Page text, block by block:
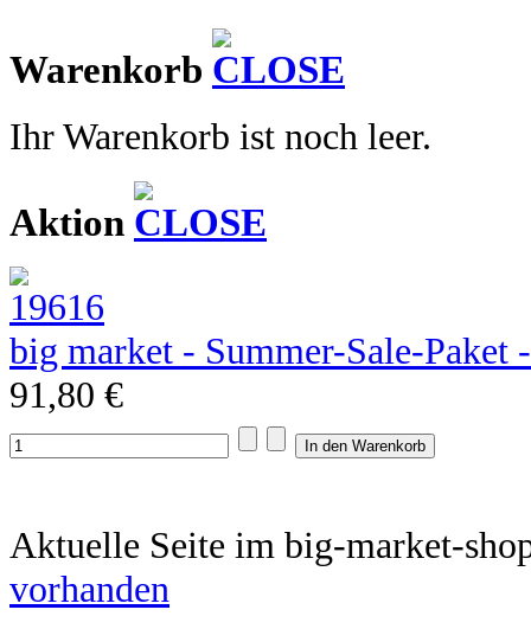
Warenkorb
Ihr Warenkorb ist noch leer.
Aktion
big market - Summer-Sale-Paket
91,80 €
Aktuelle Seite im big-market-
vorhanden